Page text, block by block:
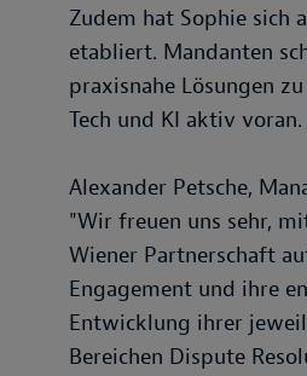
Zudem hat Sophie sich
etabliert. Mandanten
praxisnahe Lösungen
Tech und KI aktiv voran.
Alexander Petsche,
"Wir freuen uns sehr,
Wiener Partnerschaft
Engagement und ihre
Entwicklung ihrer
Bereichen Dispute